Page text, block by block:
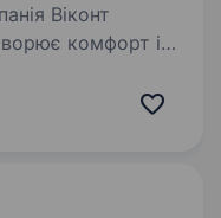
комфорт і